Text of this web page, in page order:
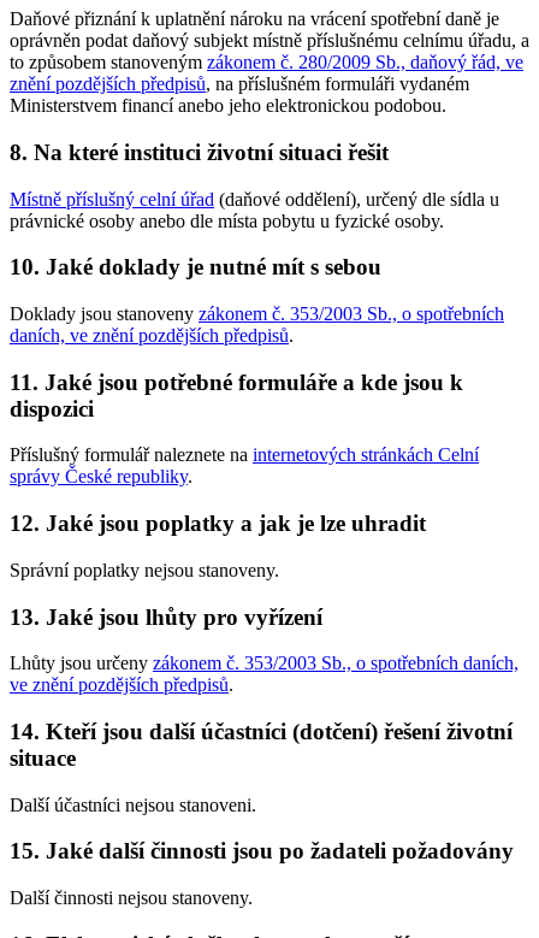
Daňové přiznání k uplatnění nároku na vrácení spotřební daně je
oprávněn podat daňový subjekt místně příslušnému celnímu úřadu, a
to způsobem stanoveným zákonem č. 280/2009 Sb., daňový řád, ve
znění pozdějších předpisů, na příslušném formuláři vydaném
Ministerstvem financí anebo jeho elektronickou podobou.
8. Na které instituci životní situaci řešit
Místně příslušný celní úřad (daňové oddělení), určený dle sídla u
právnické osoby anebo dle místa pobytu u fyzické osoby.
10. Jaké doklady je nutné mít s sebou
Doklady jsou stanoveny zákonem č. 353/2003 Sb., o spotřebních
daních, ve znění pozdějších předpisů.
11. Jaké jsou potřebné formuláře a kde jsou k
dispozici
Příslušný formulář naleznete na internetových stránkách Celní
správy České republiky.
12. Jaké jsou poplatky a jak je lze uhradit
Správní poplatky nejsou stanoveny.
13. Jaké jsou lhůty pro vyřízení
Lhůty jsou určeny zákonem č. 353/2003 Sb., o spotřebních daních,
ve znění pozdějších předpisů.
14. Kteří jsou další účastníci (dotčení) řešení životní
situace
Další účastníci nejsou stanoveni.
15. Jaké další činnosti jsou po žadateli požadovány
Další činnosti nejsou stanoveny.